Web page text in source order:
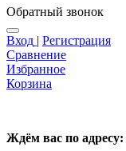
Обратный звонок
Вход | Регистрация
Сравнение
Избранное
Корзина
Ждём вас по адресу: